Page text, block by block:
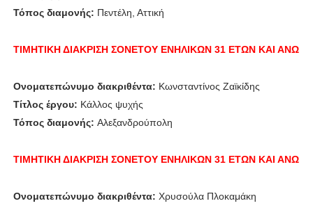
Τόπος διαμονής: Πεντέλη, Αττική
ΤΙΜΗΤΙΚΗ ΔΙΑΚΡΙΣΗΣΟΝΕΤΟΥ ΕΝΗΛΙΚΩΝ 31 ΕΤΩΝ ΚΑΙ ΑΝΩ
Ονοματεπώνυμο διακριθέντα: Κωνσταντίνος Ζαϊκίδης
Τίτλος έργου: Κάλλος ψυχής
Τόπος διαμονής: Αλεξανδρούπολη
ΤΙΜΗΤΙΚΗ ΔΙΑΚΡΙΣΗΣΟΝΕΤΟΥ ΕΝΗΛΙΚΩΝ 31 ΕΤΩΝ ΚΑΙ ΑΝΩ
Ονοματεπώνυμο διακριθέντα: Χρυσούλα Πλοκαμάκη